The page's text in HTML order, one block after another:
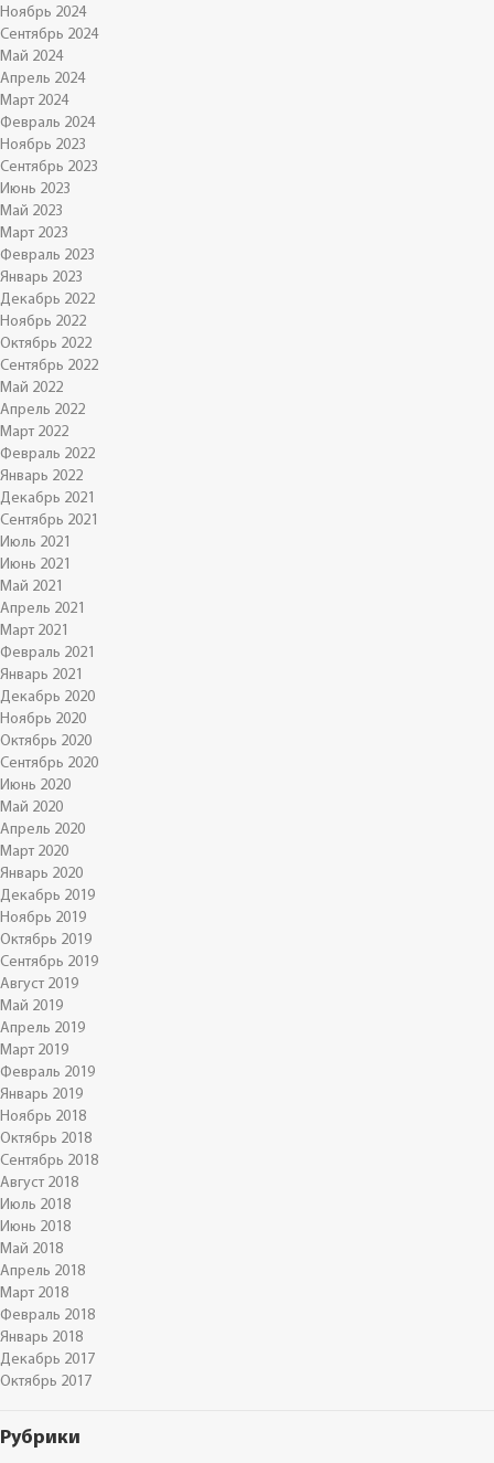
Ноябрь 2024
Сентябрь 2024
Май 2024
Апрель 2024
Март 2024
Февраль 2024
Ноябрь 2023
Сентябрь 2023
Июнь 2023
Май 2023
Март 2023
Февраль 2023
Январь 2023
Декабрь 2022
Ноябрь 2022
Октябрь 2022
Сентябрь 2022
Май 2022
Апрель 2022
Март 2022
Февраль 2022
Январь 2022
Декабрь 2021
Сентябрь 2021
Июль 2021
Июнь 2021
Май 2021
Апрель 2021
Март 2021
Февраль 2021
Январь 2021
Декабрь 2020
Ноябрь 2020
Октябрь 2020
Сентябрь 2020
Июнь 2020
Май 2020
Апрель 2020
Март 2020
Январь 2020
Декабрь 2019
Ноябрь 2019
Октябрь 2019
Сентябрь 2019
Август 2019
Май 2019
Апрель 2019
Март 2019
Февраль 2019
Январь 2019
Ноябрь 2018
Октябрь 2018
Сентябрь 2018
Август 2018
Июль 2018
Июнь 2018
Май 2018
Апрель 2018
Март 2018
Февраль 2018
Январь 2018
Декабрь 2017
Октябрь 2017
Рубрики